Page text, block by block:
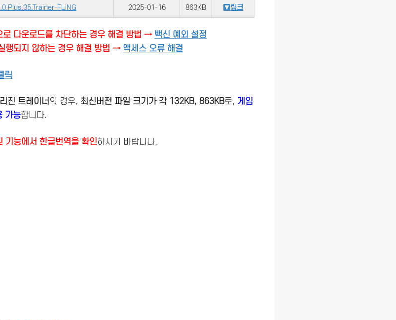
FLiNG 2025-01-16 863KB 링크
다운로드를 차단하는 경우 해결 방법 → 백신 예외 설정
행되지 않하는 경우 해결 방법 → 액세스 오류 해결
릭
진 트레이너 의 경우, 최신버전 파일 크기가 각 132KB, 863KB로, 게임
가능합니다.
기능에서 한글번역을 확인하시기 바랍니다.